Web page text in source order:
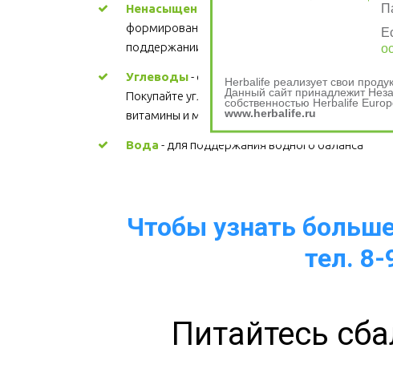
Ненасыщенные жиры
формировании структуры каждой клетки,
поддержании здорового сердца. Цена
Углеводы - основной источник энергии.
Покупайте углеводы, содержащие
витамины и минералы.
Вода - для поддержания водного баланса
Чтобы узнать
тел.
Питайтесь
Herbalife реализует свои
Данный сайт принадлежит
собственностью Herbalife
www.herbalife.ru